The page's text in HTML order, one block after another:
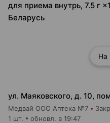
для приема внутрь, 7.5 г
Беларусь
На
Медвай ООО Аптека №7
1 шт. обновл. в 19:47